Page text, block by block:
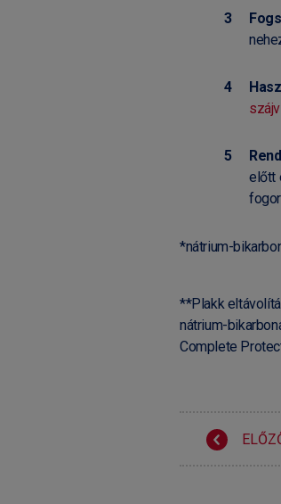
előtt
*nátrium-
**Plakk
nátrium-
Complete